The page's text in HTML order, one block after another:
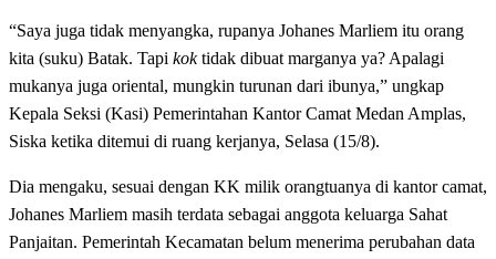
“Saya juga tidak menyangka, rupanya Johanes Marliem itu orang
kita (suku) Batak. Tapi koktidak dibuat marganya ya? Apalagi
mukanya juga oriental, mungkin turunan dari ibunya,” ungkap
Kepala Seksi (Kasi) Pemerintahan Kantor Camat Medan Amplas,
Siska ketika ditemui di ruang kerjanya, Selasa (15/8).
Dia mengaku, sesuai dengan KK milik orangtuanya di kantor camat,
Johanes Marliem masih terdata sebagai anggota keluarga Sahat
Panjaitan. Pemerintah Kecamatan belum menerima perubahan data